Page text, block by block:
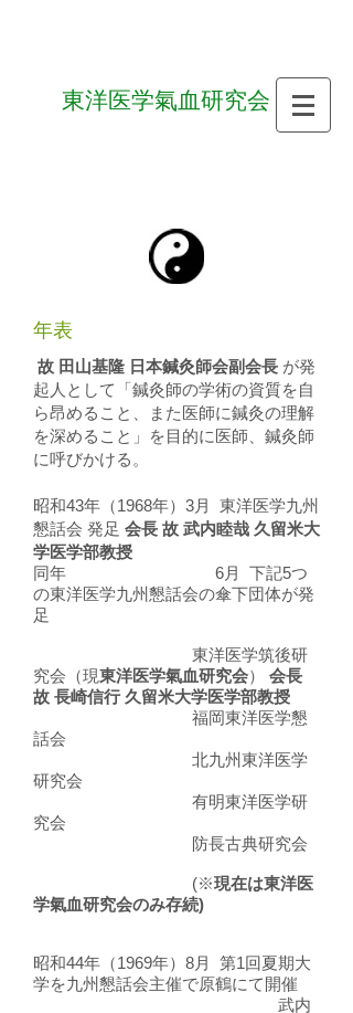
​東洋医学氣血研究会
​年表
故 田山基隆 日本鍼灸師会副会長 が発
起人として「鍼灸師の学術の資質を自
ら昂めること、また医師に鍼灸の理解
を深めること」を目的に医師、鍼灸師
に呼びかける。
昭和43年（1968年） 3月 東洋医学九州
懇話会 発足 会長 故 武内睦哉 久留米大
学医学部教授
同年 6月
下記5つ
の東洋医学九州懇話会の傘下団体が発
足
東洋医学筑後研
究会（現東洋医学氣血研究会） 会長
故 長崎信行 久留米大学医学部教授
福岡東洋医学懇
話会
北九州東洋医学
研究会
有明東洋医学研
究会
防長古典研究会
(※現在は東洋医
学氣血研究会のみ存続)
昭和44年（1969年）8月 第1回夏期大
学を九州懇話会主催で原鶴にて開催
武内